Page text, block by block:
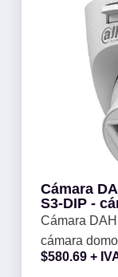
Cámara
S3-DIP -
2.8mm,
integrado,
Cámara
cámara
color, lente
$580.69 +